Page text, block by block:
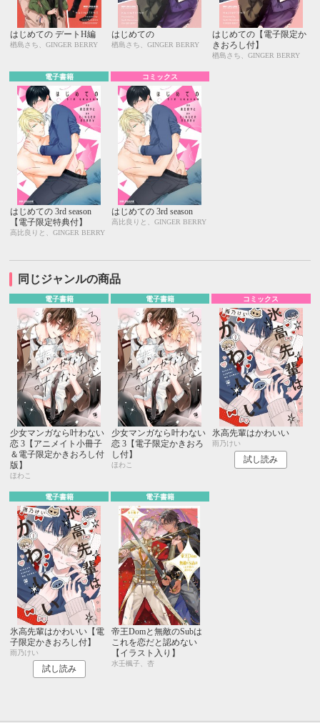
はじめての デートH編
楢島さち、GINGER BERRY
はじめての
楢島さち、GINGER BERRY
はじめての【電子限定か
きおろし付】
楢島さち、GINGER BERRY
電子書籍
はじめての 3rd season
【電子限定特典付】
高比良りと、GINGER BERRY
コミックス
はじめての 3rd season
高比良りと、GINGER BERRY
同じジャンルの商品
電子書籍
少女マンガなら叶わない
恋 3【アニメイト小冊子
＆電子限定かきおろし付
版】
ほわこ
電子書籍
少女マンガなら叶わない
恋 3【電子限定かきおろ
し付】
ほわこ
コミックス
氷高先輩はかわいい
雨乃けい
試し読み
電子書籍
氷高先輩はかわいい【電
子限定かきおろし付】
雨乃けい
試し読み
電子書籍
帝王Domと無敵のSubは
これを恋だと認めない
【イラスト入り】
水壬楓子、杏